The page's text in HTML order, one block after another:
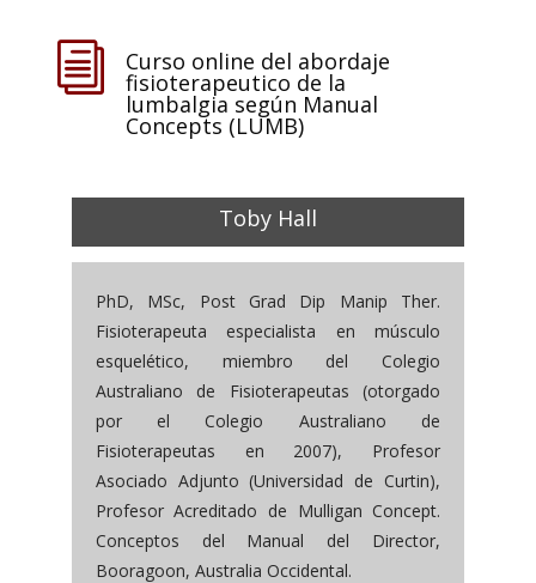
i Curso online del abordaje
fisioterapeutico de la
lumbalgia según Manual
Concepts (LUMB)
Toby Hall
PhD, MSc, Post Grad Dip Manip Ther.
Fisioterapeuta especialista en músculo
esquelético, miembro del Colegio
Australiano de Fisioterapeutas (otorgado
por el Colegio Australiano de
Fisioterapeutas en 2007), Profesor
Asociado Adjunto (Universidad de Curtin),
Profesor Acreditado de Mulligan Concept.
Conceptos del Manual del Director,
Booragoon, Australia Occidental.